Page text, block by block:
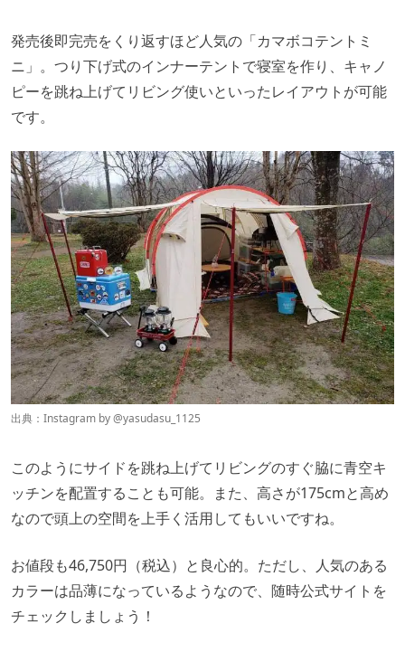
発売後即完売をくり返すほど人気の「カマボコテントミ
ニ」。つり下げ式のインナーテントで寝室を作り、キャノ
ピーを跳ね上げてリビング使いといったレイアウトが可能
です。
出典：Instagram by @yasudasu_1125
このようにサイドを跳ね上げてリビングのすぐ脇に青空キ
ッチンを配置することも可能。また、高さが175cmと高め
なので頭上の空間を上手く活用してもいいですね。
お値段も46,750円（税込）と良心的。ただし、人気のある
カラーは品薄になっているようなので、随時公式サイトを
チェックしましょう！